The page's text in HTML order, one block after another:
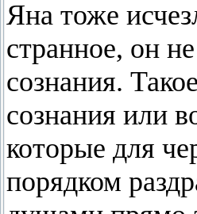
Яна тоже
странное, он
сознания.
сознания или
которые для
порядком